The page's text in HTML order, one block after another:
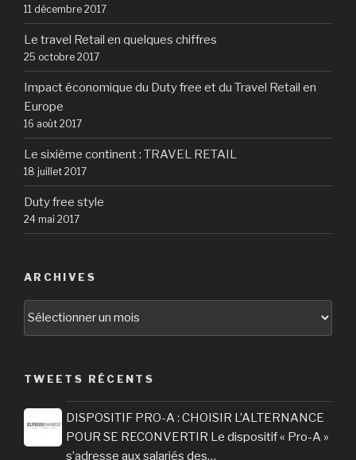
11 décembre 2017
Le travel Retail en quelques chiffres
25 octobre 2017
Impact économique du Duty free et du Travel Retail en
Europe
16 août 2017
Le sixième continent : TRAVEL RETAIL
18 juillet 2017
Duty free style
24 mai 2017
ARCHIVES
TWEETS RÉCENTS
DISPOSITIF PRO-A : CHOISIR L’ALTERNANCE
POUR SE RECONVERTIR Le dispositif « Pro-A »
s’adresse aux salariés des…